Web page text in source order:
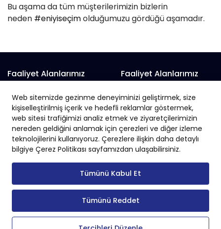
Web sitemizde gezinme deneyiminizi geliştirmek, size
kişiselleştirilmiş içerik ve hedefli reklamlar göstermek,
web sitesi trafiğimizi analiz etmek ve ziyaretçilerimizin
nereden geldiğini anlamak için çerezleri ve diğer izleme
teknolojilerini kullanıyoruz. Çerezlere ilişkin daha detaylı
bilgiye Çerez Politikası sayfamızdan ulaşabilirsiniz.
Tümünü Kabul Et
Tümünü Reddet
Bu aşama da tüm müşterilerimizin bizlerin
neden #eniyiseçimolduğumuzu gördüğü aşamadır.
Faaliyet Alanlarımız
Prefabrik Alışveriş Merkezi
Prefabrik Belediye Binaları
Prefabrik Depo
Prefabrik Okul
Prefabrik Endüstriyel Yapı
Faaliyet Alanlarımız
Prefabrik Fabrika
Prefabrik Hayvan Çiftliği
Prefabrik İnşaat
Prefabrik İş Yeri
Prefabrik Sanayi Sitesi
Copyright © 2024 Tüm Hakları Saklıdır.